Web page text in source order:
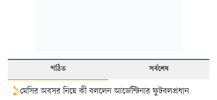
পঠিত সর্বশেষ
১মেসির অবসর নিয়ে কী বললেন আর্জেন্টিনার ফুটবলপ্রধান